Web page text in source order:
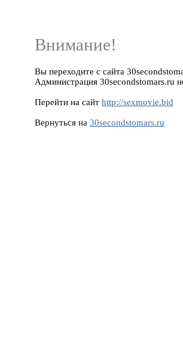
Внимание!
Вы переходите с сайта
Администрация 30secondstomars.ru
Перейти на сайт http://sexmovie.bid
Вернуться на 30secondstomars.ru